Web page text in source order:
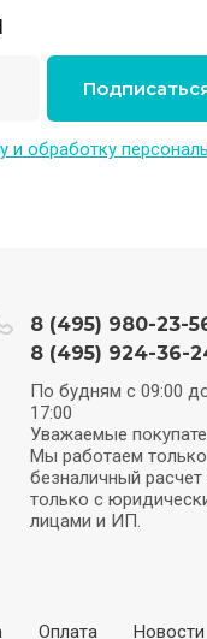
и обработку
8 (495) 980-23-
8 (495) 924-36-
По будням с 09:00
17:00
Уважаемые
Мы работаем
безналичный расчет
только с
лицами и ИП.
Оплата Новости